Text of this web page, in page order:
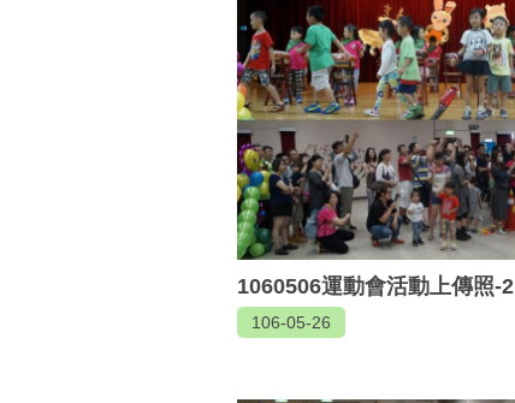
1060506運動會活動上傳照-2
106-05-26